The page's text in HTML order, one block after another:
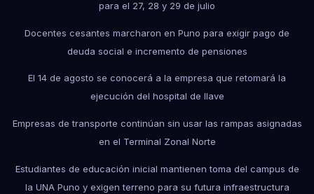
para el 27, 28 y 29 de julio
Docentes cesantes marcharon en Puno para exigir pago de
deuda social e incremento de pensiones
El 14 de agosto se conocerá a la empresa que retomará la
ejecución del hospital de Ilave
Empresas de transporte continúan sin usar las rampas asignadas
en el Terminal Zonal Norte
Estudiantes de educación inicial mantienen toma del campus de
la UNA Puno y exigen terreno para su futura infraestructura